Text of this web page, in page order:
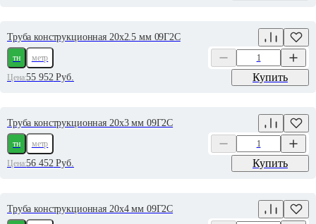
Труба конструкционная 20х2.5 мм 09Г2С
тн
метр
Цена:55 952Руб. Купить
Труба конструкционная 20х3 мм 09Г2С
тн
метр
Цена:56 452Руб. Купить
Труба конструкционная 20х4 мм 09Г2С